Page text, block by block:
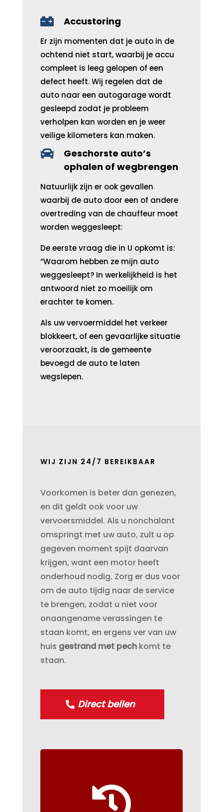
 Accustoring
Er zijn momenten dat je auto in de
ochtend niet start, waarbij je accu
compleet is leeg gelopen of een
defect heeft. Wij regelen dat de
auto naar een autogarage wordt
gesleepd zodat je probleem
verholpen kan worden en je weer
veilige kilometers kan maken.

Geschorste auto’s
ophalen of wegbrengen
Natuurlijk zijn er ook gevallen
waarbij de auto door een of andere
overtreding van de chauffeur moet
worden weggesleept:
De eerste vraag die in U opkomt is:
“Waarom hebben ze mijn auto
weggesleept? In werkelijkheid is het
antwoord niet zo moeilijk om
erachter te komen.
Als uw vervoermiddel het verkeer
blokkeert, of een gevaarlijke situatie
veroorzaakt, is de gemeente
bevoegd de auto te laten
wegslepen.
WIJ ZIJN 24/7 BEREIKBAAR
Voorkomen is beter dan genezen,
en dit geldt ook voor uw
vervoersmiddel. Als u nonchalant
omspringt met uw auto, zult u op
gegeven moment spijt daarvan
krijgen, want een motor heeft
onderhoud nodig. Zorg er dus voor
om de auto tijdig naar de service
te brengen, zodat u niet voor
onaangename verassingen te
staan komt, en ergens ver van uw
huis gestrand met pechkomt te
staan.
Direct bellen
